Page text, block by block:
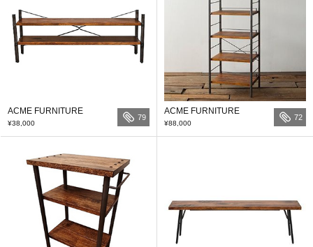
ACME FURNITURE
¥38,000
79
ACME FURNITURE
¥88,000
72